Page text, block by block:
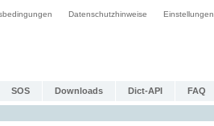
Datenschutzhinweise Einstellungen
SOS Downloads Dict-API FAQ